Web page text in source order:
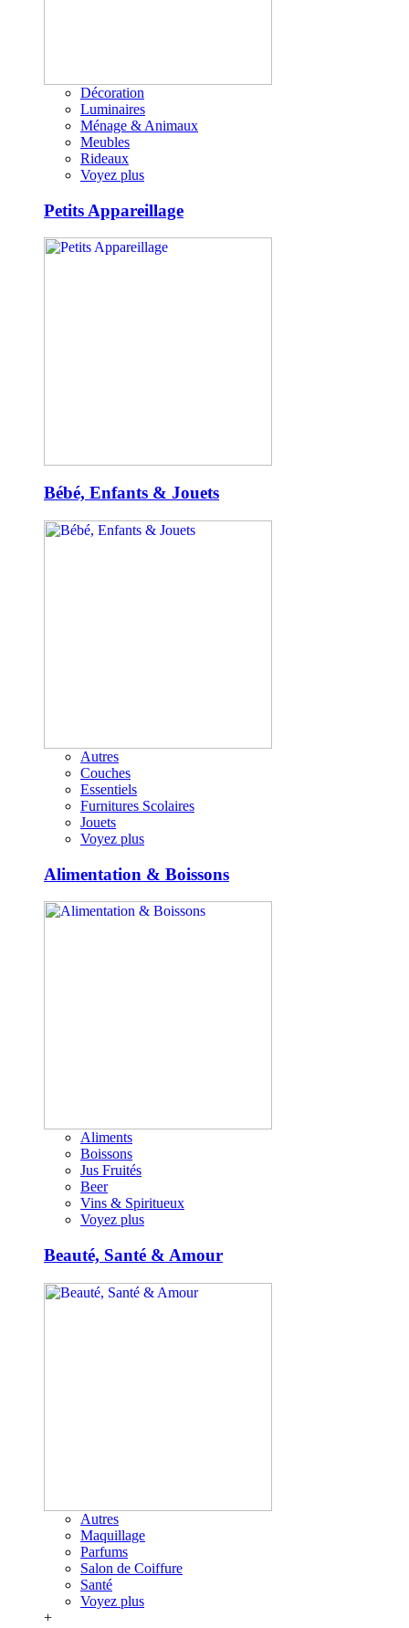
Décoration
Luminaires
Ménage & Animaux
Meubles
Rideaux
Voyez plus
Petits Appareillage
Bébé, Enfants & Jouets
Autres
Couches
Essentiels
Furnitures Scolaires
Jouets
Voyez plus
Alimentation & Boissons
Aliments
Boissons
Jus Fruités
Beer
Vins & Spiritueux
Voyez plus
Beauté, Santé & Amour
Autres
Maquillage
Parfums
Salon de Coiffure
Santé
Voyez plus
+